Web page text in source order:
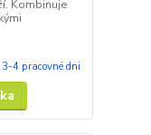
Kombinuje
3-4 pracovné dni